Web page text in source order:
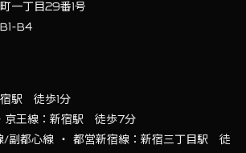
一丁目29番1号
B4
宿駅 徒歩1分
京王線：新宿駅 徒歩7分
/副都⼼線 ・ 都営新宿線：新宿三丁⽬駅 徒